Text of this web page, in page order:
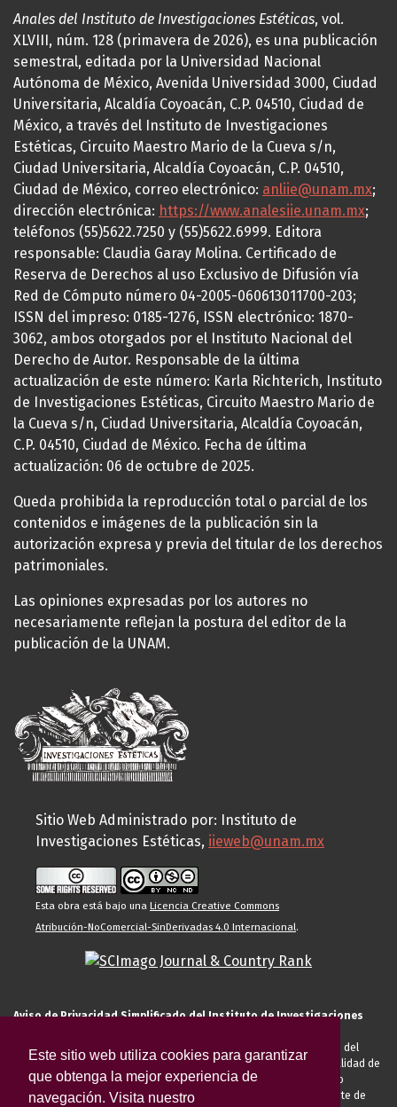
Este sitio web utiliza cookies para garantizar
que obtenga la mejor experiencia de
navegación. Visita nuestro
Anales del Instituto de Investigaciones Estéticas, vol.
XLVIII, núm. 128 (primavera de 2026), es una publicación
semestral, editada por la Universidad Nacional
Autónoma de México, Avenida Universidad 3000, Ciudad
Universitaria, Alcaldía Coyoacán, C.P. 04510, Ciudad de
México, a través del Instituto de Investigaciones
Estéticas, Circuito Maestro Mario de la Cueva s/n,
Ciudad Universitaria, Alcaldía Coyoacán, C.P. 04510,
Ciudad de México, correo electrónico: anliie@unam.mx;
dirección electrónica: https://www.analesiie.unam.mx;
teléfonos (55)5622.7250 y (55)5622.6999. Editora
responsable: Claudia Garay Molina. Certificado de
Reserva de Derechos al uso Exclusivo de Difusión vía
Red de Cómputo número 04-2005-060613011700-203;
ISSN del impreso: 0185-1276, ISSN electrónico: 1870-
3062, ambos otorgados por el Instituto Nacional del
Derecho de Autor. Responsable de la última
actualización de este número: Karla Richterich, Instituto
de Investigaciones Estéticas, Circuito Maestro Mario de
la Cueva s/n, Ciudad Universitaria, Alcaldía Coyoacán,
C.P. 04510, Ciudad de México. Fecha de última
actualización: 06 de octubre de 2025.
Queda prohibida la reproducción total o parcial de los
contenidos e imágenes de la publicación sin la
autorización expresa y previa del titular de los derechos
patrimoniales.
Las opiniones expresadas por los autores no
necesariamente reflejan la postura del editor de la
publicación de la UNAM.
Sitio Web Administrado por: Instituto de
Investigaciones Estéticas, iieweb@unam.mx
Esta obra está bajo una Licencia Creative Commons
Atribución-NoComercial-SinDerivadas 4.0 Internacional.
Aviso de Privacidad Simplificado del Instituto de Investigaciones
El Instituto de Investigaciones Estéticas de la UNAM, es responsable del
tratamiento de sus datos personales para el registro de usted en calidad de
alumno, docente, personal de la entidad académica, conferencista o
invitado externo (nacional o extranjero), visitante, proveedor o cliente de